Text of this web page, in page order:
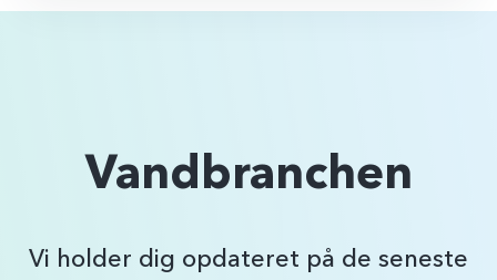
Vandbranchen
Vi holder dig opdateret på de seneste